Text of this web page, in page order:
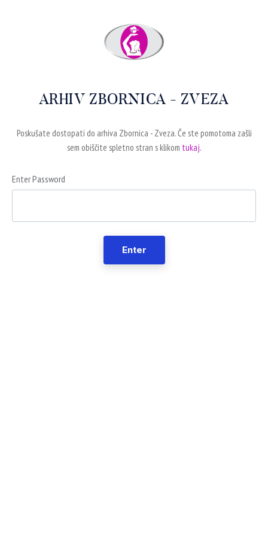
ARHIV ZBORNICA - ZVEZA
Poskušate dostopati do arhiva Zbornica - Zveza. Če ste pomotoma zašli
sem obiščite spletno stran s klikom tukaj.
Enter Password
Enter